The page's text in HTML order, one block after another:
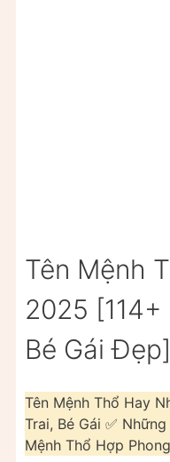
Tên Mệnh
2025 [114+
Bé Gái Đẹp]
Tên Mệnh Thổ Hay
Trai, Bé Gái ✅
Mệnh Thổ Hợp